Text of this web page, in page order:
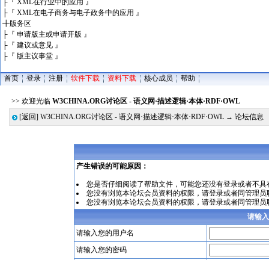
├ 『 XML在行业中的应用 』
├ 『 XML在电子商务与电子政务中的应用 』
╋版务区
├ 『 申请版主或申请开版 』
├ 『 建议或意见 』
├ 『 版主议事堂 』
首页 登录 注册 软件下载 资料下载 核心成员 帮助
>> 欢迎光临 W3CHINA.ORG讨论区 - 语义网·描述逻辑·本体·RDF·OWL
[返回] W3CHINA.ORG讨论区 - 语义网·描述逻辑·本体·RDF·OWL → 论坛信息
产生错误的可能原因：
您是否仔细阅读了帮助文件，可能您还没有登录或者不
您没有浏览本论坛会员资料的权限，请登录或者同管理员
您没有浏览本论坛会员资料的权限，请登录或者同管理员
请输
请输入您的用户名
请输入您的密码